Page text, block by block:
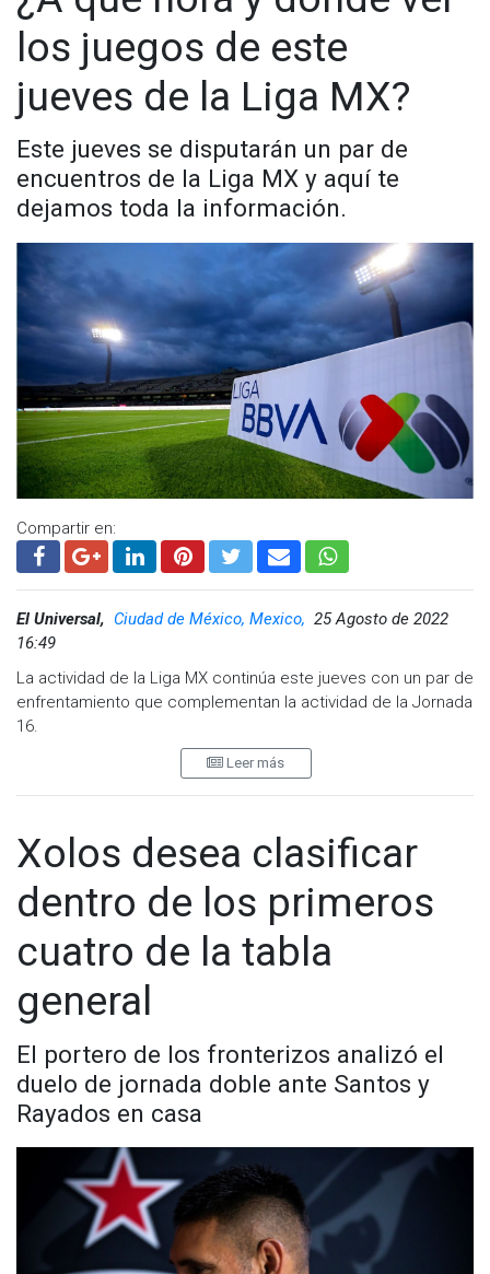
@cadenanoticiasmx | TikTok:@CadenaNoticias| Telegram:
https://t.me/GrupoCadenaResumen |
los juegos de este
jueves de la Liga MX?
Este jueves se disputarán un par de
encuentros de la Liga MX y aquí te
dejamos toda la información.
Compartir en:
El Universal, Ciudad de México, Mexico, 25 Agosto de 2022
16:49
La actividad de la Liga MX continúa este jueves con un par de
enfrentamiento que complementan la actividad de la Jornada
16.
Por un lado la escuadra de los Tuzos del Pachuca, equipo
que buscará ante su afición poder tener un buen juego ante
En el juego que cierra la actividad adelantada de la fecha,
encuentran únicamente separados por un par de unidades
¿A qué hora y dónde ver los juegos de este jueves de la
Liga MX?
DÍA: Jueves 25 de agosto del 2022
HORA: 19:05 horas
CANAL: Fox Sports, Claro Sports
Tijuana vs Santos
DÍA: Jueves 25 de agosto del 2022
Leer más
Xolos desea clasificar
dentro de los primeros
cuatro de la tabla
general
El portero de los fronterizos analizó el
duelo de jornada doble ante Santos y
Rayados en casa